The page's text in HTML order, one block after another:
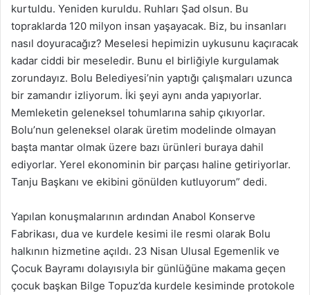
kurtuldu. Yeniden kuruldu. Ruhları Şad olsun. Bu
topraklarda 120 milyon insan yaşayacak. Biz, bu insanları
nasıl doyuracağız? Meselesi hepimizin uykusunu kaçıracak
kadar ciddi bir meseledir. Bunu el birliğiyle kurgulamak
zorundayız. Bolu Belediyesi’nin yaptığı çalışmaları uzunca
bir zamandır izliyorum. İki şeyi aynı anda yapıyorlar.
Memleketin geleneksel tohumlarına sahip çıkıyorlar.
Bolu’nun geleneksel olarak üretim modelinde olmayan
başta mantar olmak üzere bazı ürünleri buraya dahil
ediyorlar. Yerel ekonominin bir parçası haline getiriyorlar.
Tanju Başkanı ve ekibini gönülden kutluyorum” dedi.
Yapılan konuşmalarının ardından Anabol Konserve
Fabrikası, dua ve kurdele kesimi ile resmi olarak Bolu
halkının hizmetine açıldı. 23 Nisan Ulusal Egemenlik ve
Çocuk Bayramı dolayısıyla bir günlüğüne makama geçen
çocuk başkan Bilge Topuz’da kurdele kesiminde protokole